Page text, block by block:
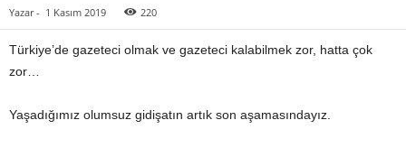
Yazar - 1 Kasım 2019 220
Türkiye’de gazeteci olmak ve gazeteci kalabilmek zor, hatta çok
zor…
Yaşadığımız olumsuz gidişatın artık son aşamasındayız.